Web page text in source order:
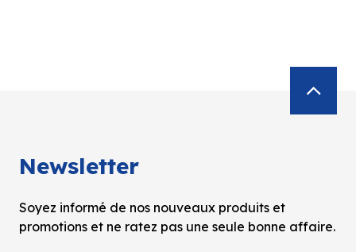
Newsletter
Soyez informé de nos nouveaux produits et
promotions et ne ratez pas une seule bonne affaire.